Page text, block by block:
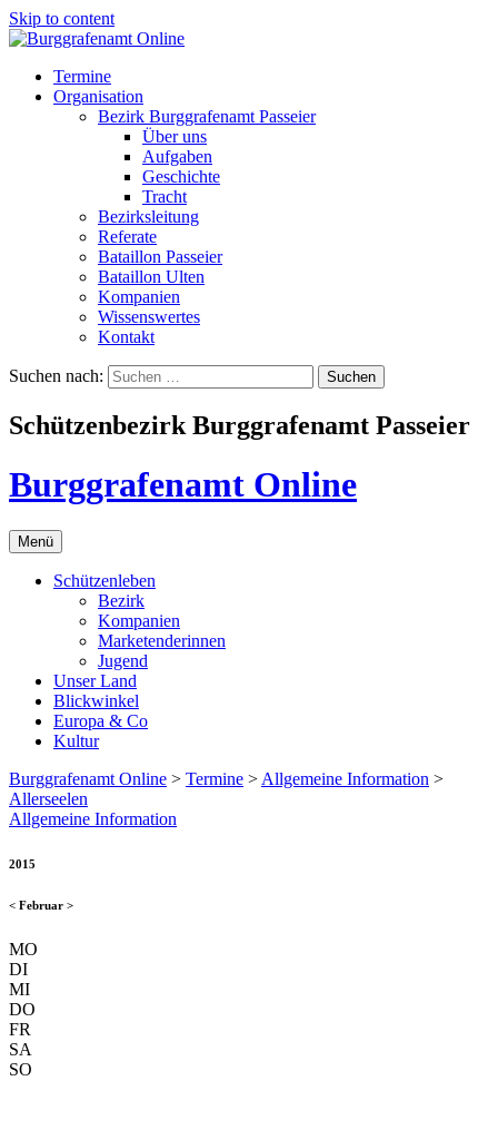
Skip to content
Termine
Organisation
Bezirk Burggrafenamt Passeier
Über uns
Aufgaben
Geschichte
Tracht
Bezirksleitung
Referate
Bataillon Passeier
Bataillon Ulten
Kompanien
Wissenswertes
Kontakt
Suchen nach:
Schützenbezirk Burggrafenamt Passeier
Burggrafenamt Online
Menü
Schützenleben
Bezirk
Kompanien
Marketenderinnen
Jugend
Unser Land
Blickwinkel
Europa & Co
Kultur
Burggrafenamt Online > Termine > Allgemeine Information >
Allerseelen
Allgemeine Information
2015
< Februar >
MO
DI
MI
DO
FR
SA
SO